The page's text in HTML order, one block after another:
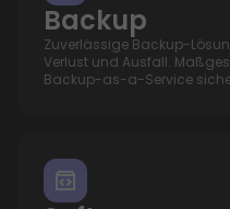
Backup
Zuverlässige Backup-
Verlust und Ausfall.
Backup-as-a-Service